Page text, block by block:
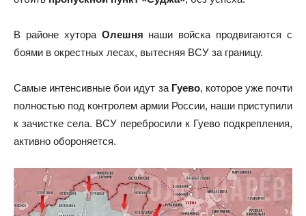
В районе хутора Олешня наши войска продвигаются с
боями в окрестных лесах, вытесняя ВСУ за границу.
Самые интенсивные бои идут за Гуево, которое уже почти
полностью под контролем армии России, наши приступили
к зачистке села. ВСУ перебросили к Гуево подкрепления,
активно обороняется.